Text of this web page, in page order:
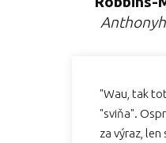
"Wau, tak
"sviňa".
za výraz, len